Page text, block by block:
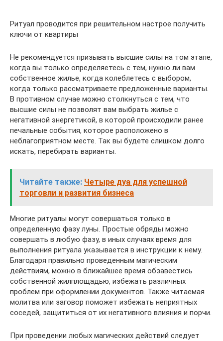
Ритуал проводится при решительном настрое получить
ключи от квартиры
Не рекомендуется призывать высшие силы на том этапе,
когда вы только определяетесь с тем, нужно ли вам
собственное жилье, когда колеблетесь с выбором,
когда только рассматриваете предложенные варианты.
В противном случае можно столкнуться с тем, что
высшие силы не позволят вам выбрать жилье с
негативной энергетикой, в которой происходили ранее
печальные события, которое расположено в
неблагоприятном месте. Так вы будете слишком долго
искать, перебирать варианты.
Читайте также: Четыре дуа для успешной
торговли и развития бизнеса
Многие ритуалы могут совершаться только в
определенную фазу луны. Простые обряды можно
совершать в любую фазу, в иных случаях время для
выполнения ритуала указывается в инструкции к нему.
Благодаря правильно проведенным магическим
действиям, можно в ближайшее время обзавестись
собственной жилплощадью, избежать различных
проблем при оформлении документов. Также читаемая
молитва или заговор поможет избежать неприятных
соседей, защититься от их негативного влияния и порчи.
При проведении любых магических действий следует